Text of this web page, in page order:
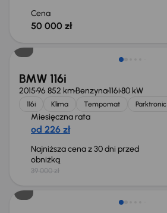
Cena
50 000 zł
Taniej o 1 000 zł
BMW 116i
201596 852 kmBenzyna116i80 kW
116i Klima Tempomat Parktronic
Miesięczna rata
od 226 zł
Najniższa cena z 30 dni przed
obniżką
39 000 zł
Taniej o 500 zł